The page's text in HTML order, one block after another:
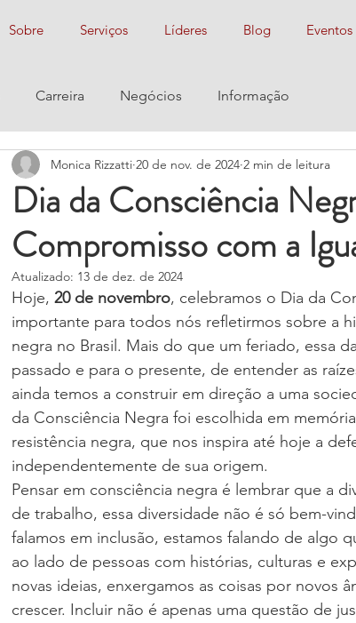
Sobre Serviços Líderes Blog Eventos
Carreira Negócios Informação
Dia da Consciência
Compromisso com a
Monica Rizzatti 20 de nov. de 2024 2 min de leitura
Atualizado: 13 de dez. de 2024
Hoje, 20 de novembro, celebramos o Dia da
importante para todos nós refletirmos sobre a
negra no Brasil. Mais do que um feriado, essa
passado e para o presente, de entender as
ainda temos a construir em direção a uma
da Consciência Negra foi escolhida em
resistência negra, que nos inspira até hoje a
independentemente de sua origem.
Pensar em consciência negra é lembrar que a
de trabalho, essa diversidade não é só bem-
falamos em inclusão, estamos falando de algo
ao lado de pessoas com histórias, culturas e
novas ideias, enxergamos as coisas por novos
crescer. Incluir não é apenas uma questão de